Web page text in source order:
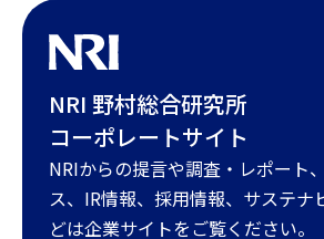
NRI 野村総合研究所
コーポレートサイト
NRIからの提言や調査・レポート
ス、IR情報、採用情報、サステナ
どは企業サイトをご覧ください。